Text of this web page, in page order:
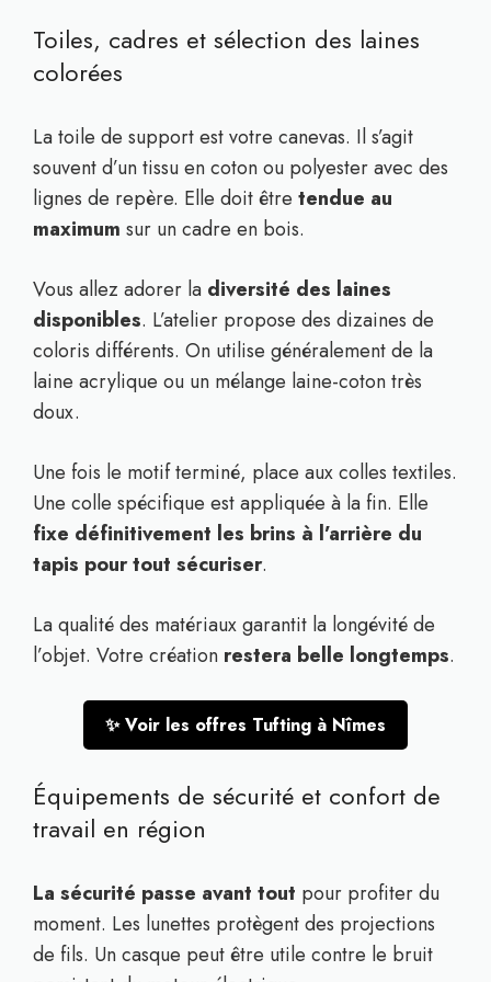
Toiles, cadres et sélection des laines
colorées
La toile de support est votre canevas. Il s’agit
souvent d’un tissu en coton ou polyester avec des
lignes de repère. Elle doit être tendue au
maximum sur un cadre en bois.
Vous allez adorer la diversité des laines
disponibles. L’atelier propose des dizaines de
coloris différents. On utilise généralement de la
laine acrylique ou un mélange laine-coton très
doux.
Une fois le motif terminé, place aux colles textiles.
Une colle spécifique est appliquée à la fin. Elle
fixe définitivement les brins à l’arrière du
tapis pour tout sécuriser.
La qualité des matériaux garantit la longévité de
l’objet. Votre création restera belle longtemps.
✨ Voir les offres Tufting à Nîmes
Équipements de sécurité et confort de
travail en région
La sécurité passe avant tout pour profiter du
moment. Les lunettes protègent des projections
de fils. Un casque peut être utile contre le bruit